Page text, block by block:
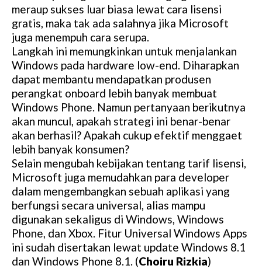
meraup sukses luar biasa lewat cara lisensi
gratis, maka tak ada salahnya jika Microsoft
juga menempuh cara serupa.
Langkah ini memungkinkan untuk menjalankan
Windows pada hardware low-end. Diharapkan
dapat membantu mendapatkan produsen
perangkat onboard lebih banyak membuat
Windows Phone. Namun pertanyaan berikutnya
akan muncul, apakah strategi ini benar-benar
akan berhasil? Apakah cukup efektif menggaet
lebih banyak konsumen?
Selain mengubah kebijakan tentang tarif lisensi,
Microsoft juga memudahkan para developer
dalam mengembangkan sebuah aplikasi yang
berfungsi secara universal, alias mampu
digunakan sekaligus di Windows, Windows
Phone, dan Xbox. Fitur Universal Windows Apps
ini sudah disertakan lewat update Windows 8.1
dan Windows Phone 8.1. (Choiru Rizkia)